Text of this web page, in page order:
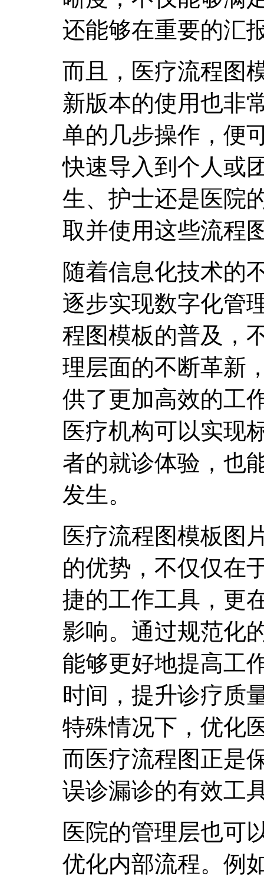
还能够在重要的汇
而且，医疗流程图
新版本的使用也非
单的几步操作，便
快速导入到个人或
生、护士还是医院
取并使用这些流程
随着信息化技术的
逐步实现数字化管
程图模板的普及，
理层面的不断革新
供了更加高效的工
医疗机构可以实现
者的就诊体验，也
发生。
医疗流程图模板图
的优势，不仅仅在
捷的工作工具，更
影响。通过规范化
能够更好地提高工
时间，提升诊疗质
特殊情况下，优化
而医疗流程图正是
误诊漏诊的有效工
医院的管理层也可
优化内部流程。例